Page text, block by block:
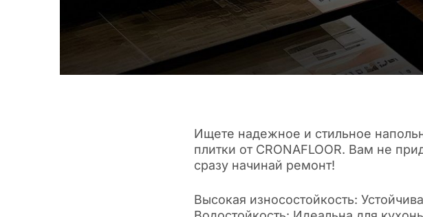
Ищете надежное и стильное
плитки от CRONAFLOOR. Вам не
сразу начинай ремонт!
Высокая износостойкость: